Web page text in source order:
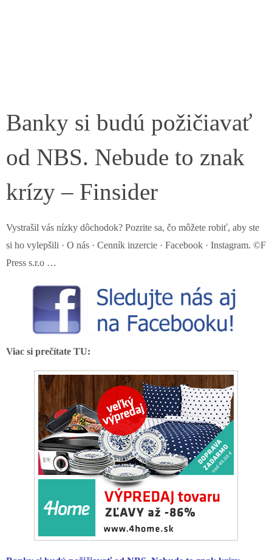
Banky si budú požičiavať
od NBS. Nebude to znak
krízy – Finsider
Vystrašil vás nízky dôchodok? Pozrite sa, čo môžete robiť, aby ste
si ho vylepšili · O nás · Cenník inzercie · Facebook · Instagram. ©F
Press s.r.o …
Viac si prečítate TU: